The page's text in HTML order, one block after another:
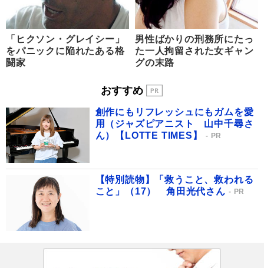
「ヒクソン・グレイシー」
をパニックに陥れたある格
闘家
男性ばかりの刑務所にたっ
た一人拘留された女ギャン
グの末路
おすすめ
創作にもリフレッシュにもガムを愛
用（ジャズピアニスト 山中千尋さ
ん）【LOTTE TIMES】
PR
【特別読物】「救うこと、救われる
こと」（17） 角田光代さん
PR